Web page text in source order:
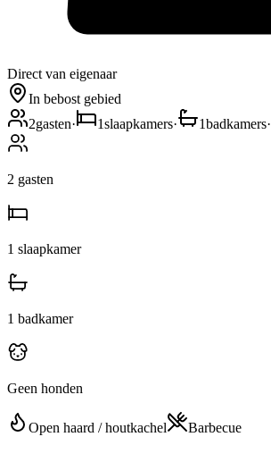
Direct van eigenaar
In bebost gebied
2gasten· 1slaapkamers· 1badkamers·
2 gasten
1 slaapkamer
1 badkamer
Geen honden
Open haard / houtkachel Barbecue